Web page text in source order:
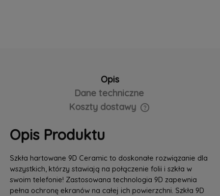
Opis
Dane techniczne
Koszty dostawy
Cena nie zawiera ewentualnych kosztów płatności
Opis Produktu
Szkła hartowane 9D Ceramic to doskonałe rozwiązanie dla
wszystkich, którzy stawiają na połączenie folii i szkła w
swoim telefonie! Zastosowana technologia 9D zapewnia
pełna ochronę ekranów na całej ich powierzchni. Szkła 9D